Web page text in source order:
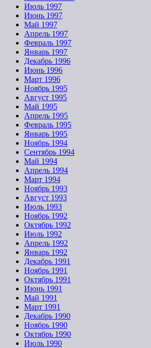
Июль 1997
Июнь 1997
Май 1997
Апрель 1997
Февраль 1997
Январь 1997
Декабрь 1996
Июнь 1996
Март 1996
Ноябрь 1995
Август 1995
Май 1995
Апрель 1995
Февраль 1995
Январь 1995
Ноябрь 1994
Сентябрь 1994
Май 1994
Апрель 1994
Март 1994
Ноябрь 1993
Август 1993
Июль 1993
Ноябрь 1992
Октябрь 1992
Июль 1992
Апрель 1992
Январь 1992
Декабрь 1991
Ноябрь 1991
Октябрь 1991
Июнь 1991
Май 1991
Март 1991
Декабрь 1990
Ноябрь 1990
Октябрь 1990
Июль 1990